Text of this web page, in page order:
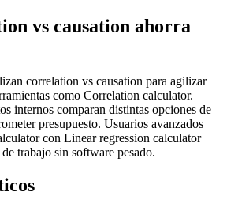
vs causation ahorra
correlation vs causation para agilizar
como Correlation calculator.
internos comparan distintas opciones de
presupuesto. Usuarios avanzados
con Linear regression calculator
trabajo sin software pesado.